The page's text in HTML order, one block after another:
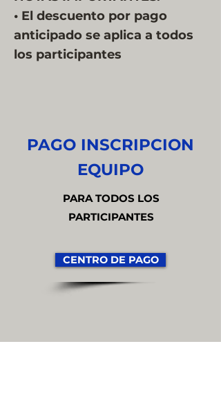
• El descuento por pago
anticipado se aplica a todos
los participantes
PAGO INSCRIPCION
EQUIPO
PARA TODOS LOS
PARTICIPANTES
CENTRO DE PAGO